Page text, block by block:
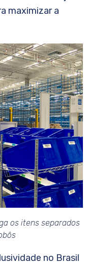
maximizar a
os itens separados
no Brasil